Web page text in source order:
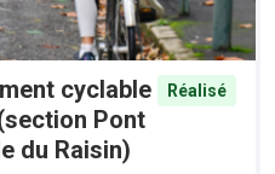
cyclable
Pont
du Raisin)
Réalisé